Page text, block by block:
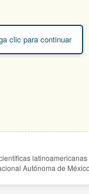
clic para continuar
Autónoma de